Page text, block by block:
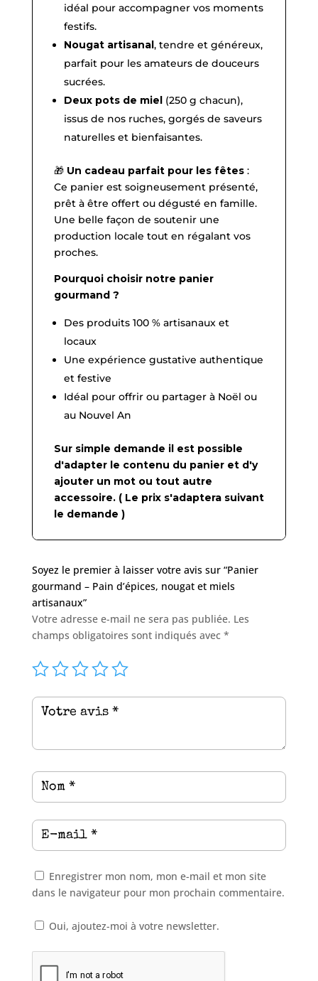
idéal pour accompagner vos moments
festifs.
Nougat artisanal, tendre et généreux,
parfait pour les amateurs de douceurs
sucrées.
Deux pots de miel(250 g chacun),
issus de nos ruches, gorgés de saveurs
naturelles et bienfaisantes.
🎁 Un cadeau parfait pour les fêtes:
Ce panier est soigneusement présenté,
prêt à être offert ou dégusté en famille.
Une belle façon de soutenir une
production locale tout en régalant vos
proches.
Pourquoi choisir notre panier
gourmand ?
Des produits 100 % artisanaux et
locaux
Une expérience gustative authentique
et festive
Idéal pour offrir ou partager à Noël ou
au Nouvel An
Sur simple demande il est possible
d'adapter le contenu du panier et d'y
ajouter un mot ou tout autre
accessoire. ( Le prix s'adaptera suivant
le demande )
Soyez le premier à laisser votre avis sur “Panier
gourmand – Pain d’épices, nougat et miels
artisanaux”
Votre adresse e-mail ne sera pas publiée. Les
champs obligatoires sont indiqués avec *
Enregistrer mon nom, mon e-mail et mon site
dans le navigateur pour mon prochain commentaire.
Oui, ajoutez-moi à votre newsletter.